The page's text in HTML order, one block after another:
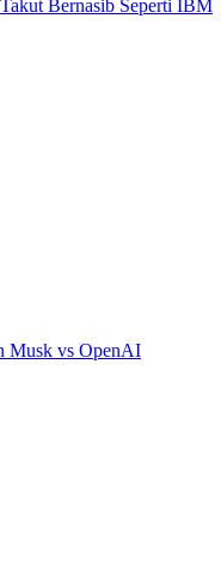
Bernasib Seperti IBM
Musk vs OpenAI